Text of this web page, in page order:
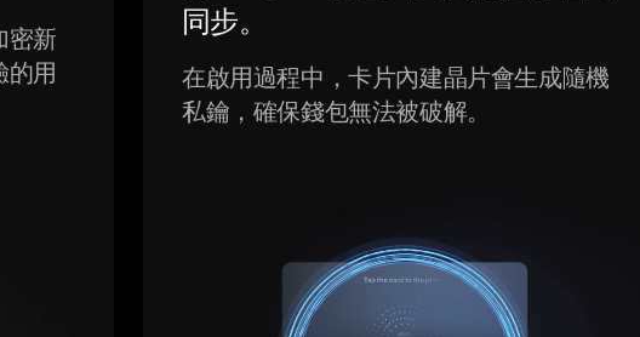
密新
的用
同步。
在啟用過程中，卡片內建晶片會生成隨機
私鑰，確保錢包無法被破解。